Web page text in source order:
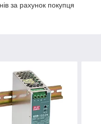
за рахунок покупця